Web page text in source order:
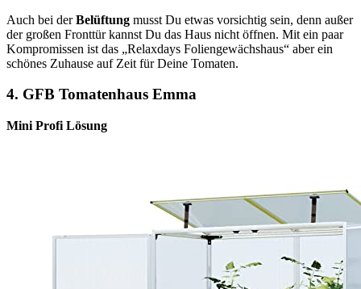
Auch bei derBelüftung musst Du etwas vorsichtig sein, denn außer
der großen Fronttür kannst Du das Haus nicht öffnen. Mit ein paar
Kompromissen ist das „Relaxdays Foliengewächshaus“ aber ein
schönes Zuhause auf Zeit für Deine Tomaten.
4. GFB Tomatenhaus Emma
Mini Profi Lösung